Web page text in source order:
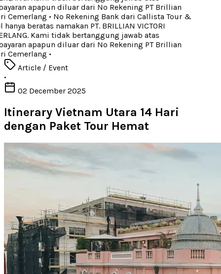
apapun diluar dari No Rekening PT Brillian
Cemerlang• No Rekening Bank dari Callista Tour &
beratas namakan PT. BRILLIAN VICTORI
Kami tidak bertanggung jawab atas
apapun diluar dari No Rekening PT Brillian
Cemerlang•
Article / Event
•
02 December 2025
Itinerary Vietnam Utara 14 Hari
dengan Paket Tour Hemat